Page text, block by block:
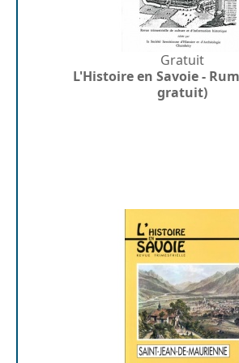
Gratuit
L'Histoire en Savoie -
gratuit)